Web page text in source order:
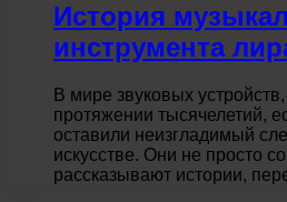
История
инструмента
В мире звуковых
протяжении тысячелетий,
оставили неизгладимый
искусстве. Они не просто
рассказывают истории,